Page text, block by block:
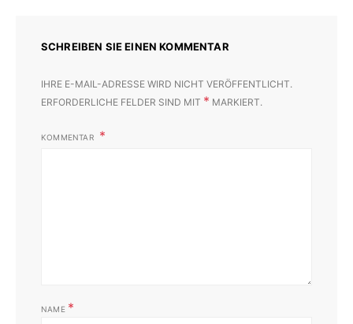
SCHREIBEN SIE EINEN KOMMENTAR
IHRE E-MAIL-ADRESSE WIRD NICHT VERÖFFENTLICHT.
ERFORDERLICHE FELDER SIND MIT * MARKIERT.
KOMMENTAR
NAME *